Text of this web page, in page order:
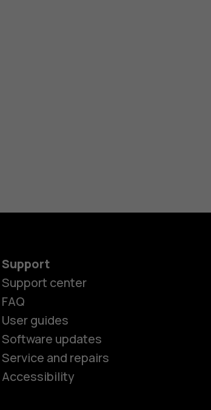
Support
Support center
FAQ
User guides
Software updates
Service and repairs
Accessibility